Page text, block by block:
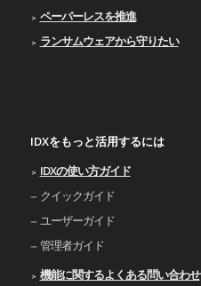
ペーパーレスを推進
ランサムウェアから守りたい
IDXをもっと活用するには
IDXの使い⽅ガイド
クイックガイド
ユーザーガイド
管理者ガイド
機能に関するよくある問い合わせ